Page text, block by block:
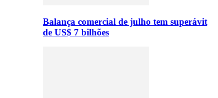
Balança comercial de julho tem superávit
de US$ 7 bilhões